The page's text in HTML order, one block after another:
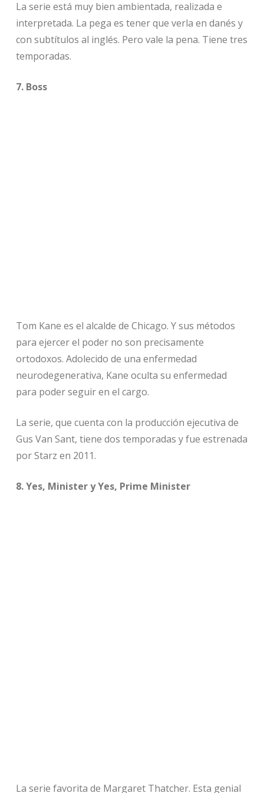
La serie está muy bien ambientada, realizada e
interpretada. La pega es tener que verla en danés y
con subtítulos al inglés. Pero vale la pena. Tiene tres
temporadas.
7. Boss
Tom Kane es el alcalde de Chicago. Y sus métodos
para ejercer el poder no son precisamente
ortodoxos. Adolecido de una enfermedad
neurodegenerativa, Kane oculta su enfermedad
para poder seguir en el cargo.
La serie, que cuenta con la producción ejecutiva de
Gus Van Sant, tiene dos temporadas y fue estrenada
por Starz en 2011.
8. Yes, Minister y Yes, Prime Minister
La serie favorita de Margaret Thatcher. Esta genial